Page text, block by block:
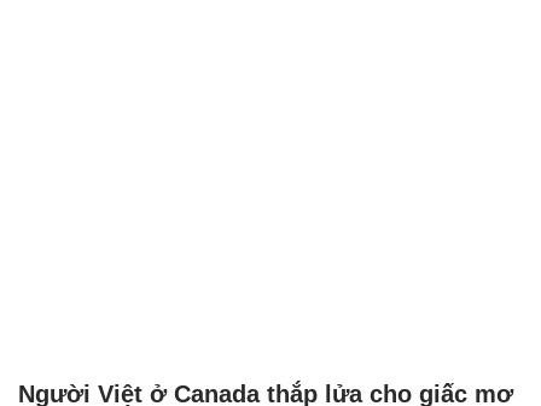
Người Việt ở Canada thắp lửa cho giấc mơ